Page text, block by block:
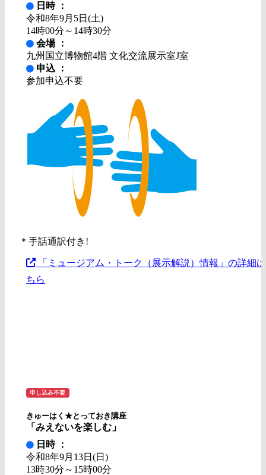
日時 ：
令和8年9月5日(土)
14時00分～14時30分
会場 ：
九州国立博物館4階 文化交流展示室J室
申込 ：
参加申込不要
＊手話通訳付き!
「ミュージアム・トーク（展示解説）情報」の詳細
ちら
申し込み不要
きゅーはく★とっておき講座
「みえないを楽しむ」
日時 ：
令和8年9月13日(日)
13時30分～15時00分